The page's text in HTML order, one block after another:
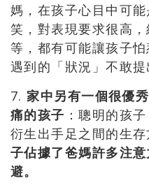
媽，在孩子心目中可
笑，對表現要求很高
等，都有可能讓孩子
遇到的「狀況」不敢提
7. 家中另有一個很優
痛的孩子 ：聰明的孩
衍生出手足之間的生存
子佔據了爸媽許多注
避。